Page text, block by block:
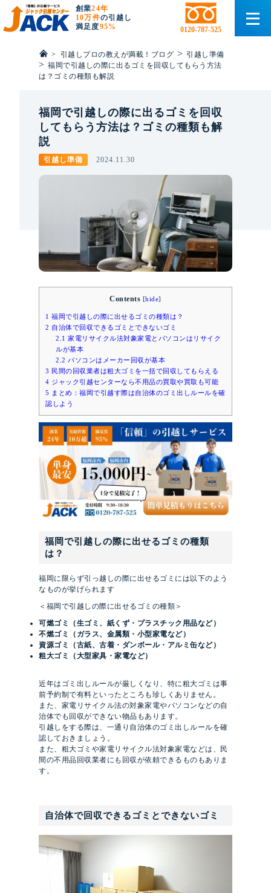
創業24年
10万件の引越し
満足度95% 0120-787-525
> 引越しプロの教えが満載！ブログ > 引越し準備
> 福岡で引越しの際に出るゴミを回収してもらう方法
は？ゴミの種類も解説
福岡で引越しの際に出るゴミを回収
してもらう方法は？ゴミの種類も解
説
引越し準備 2024.11.30
Contents [hide]
1 福岡で引越しの際に出せるゴミの種類は？
2 自治体で回収できるゴミとできないゴミ
2.1 家電リサイクル法対象家電とパソコンはリサイク
ルが基本
2.2 パソコンはメーカー回収が基本
3 民間の回収業者は粗大ゴミを一括で回収してもらえる
4 ジャック引越センターなら不用品の買取や買取も可能
5 まとめ：福岡で引越す際は自治体のゴミ出しルールを確
認しよう
福岡で引越しの際に出せるゴミの種類
は？
福岡に限らず引っ越しの際に出せるゴミには以下のよう
なものが挙げられます
＜福岡で引越しの際に出せるゴミの種類＞
可燃ゴミ（生ゴミ、紙くず・プラスチック用品など）
不燃ゴミ（ガラス、金属類・小型家電など）
資源ゴミ（古紙、古着・ダンボール・アルミ缶など）
粗大ゴミ（大型家具・家電など）
近年はゴミ出しルールが厳しくなり、特に粗大ゴミは事
前予約制で有料といったところも珍しくありません。
また、家電リサイクル法の対象家電やパソコンなどの自
治体でも回収ができない物品もあります。
引越しをする際は、一通り自治体のゴミ出しルールを確
認しておきましょう。
また、粗大ゴミや家電リサイクル法対象家電などは、民
間の不用品回収業者にも回収が依頼できるものもありま
す。
自治体で回収できるゴミとできないゴミ